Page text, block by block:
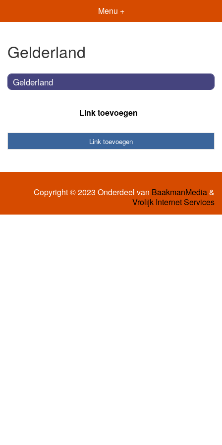
Menu +
Gelderland
Gelderland
Link toevoegen
Link toevoegen
Copyright © 2023 Onderdeel van BaakmanMedia&
Vrolijk Internet Services